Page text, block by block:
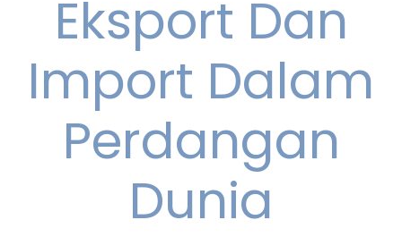
Eksport Dan
Import Dalam
Perdangan
Dunia